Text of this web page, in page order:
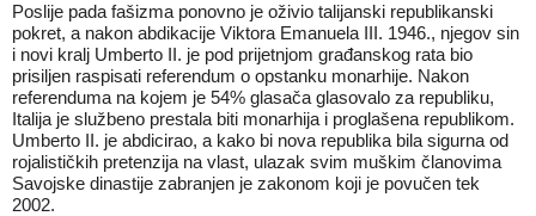
Poslije pada fašizma ponovno je oživio talijanski republikanski
pokret, a nakon abdikacije Viktora Emanuela III. 1946., njegov sin
i novi kralj Umberto II. je pod prijetnjom građanskog rata bio
prisiljen raspisati referendum o opstanku monarhije. Nakon
referenduma na kojem je 54% glasača glasovalo za republiku,
Italija je službeno prestala biti monarhija i proglašena republikom.
Umberto II. je abdicirao, a kako bi nova republika bila sigurna od
rojalističkih pretenzija na vlast, ulazak svim muškim članovima
Savojske dinastije zabranjen je zakonom koji je povučen tek
2002.